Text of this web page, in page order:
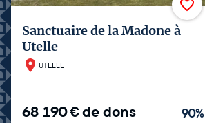
Sanctuaire de la Madone à
Utelle
UTELLE
68 190€de dons 90%